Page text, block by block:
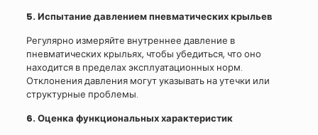
5. Испытание давлением пневматических крыльев
Регулярно измеряйте внутреннее давление в
пневматических крыльях, чтобы убедиться, что оно
находится в пределах эксплуатационных норм.
Отклонения давления могут указывать на утечки или
структурные проблемы.
6. Оценка функциональных характеристик